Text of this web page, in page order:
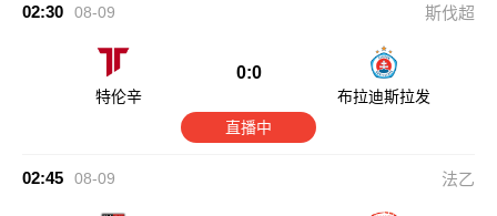
02:30 08-09 斯伐超
特伦辛
0:0
布拉迪斯拉发
直播中
02:45 08-09 法乙